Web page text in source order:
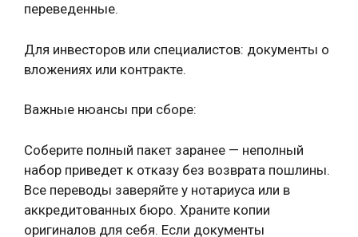
переведенные.
Для инвесторов или специалистов: документы о
вложениях или контракте.
Важные нюансы при сборе:
Соберите полный пакет заранее — неполный
набор приведет к отказу без возврата пошлины.
Все переводы заверяйте у нотариуса или в
аккредитованных бюро. Храните копии
оригиналов для себя. Если документы